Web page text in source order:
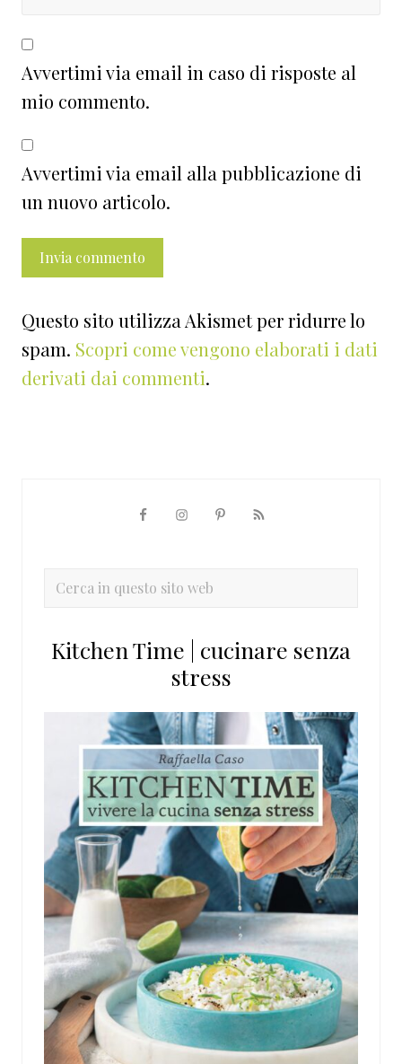
Avvertimi via email in caso di risposte al
mio commento.
Avvertimi via email alla pubblicazione di
un nuovo articolo.
Questo sito utilizza Akismet per ridurre lo
spam. Scopri come vengono elaborati i dati
derivati dai commenti.
primaria
Cerca
sito
Kitchen Time | cucinare senza
stress